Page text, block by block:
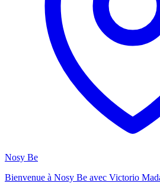
Nosy Be
Bienvenue à Nosy Be avec Victorio